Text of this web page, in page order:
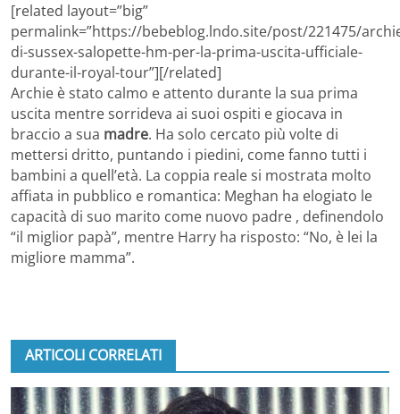
[related layout=”big”
permalink=”https://bebeblog.lndo.site/post/221475/
di-sussex-salopette-hm-per-la-prima-uscita-ufficiale-
durante-il-royal-tour”][/related]
Archie è stato calmo e attento durante la sua prima
uscita mentre sorrideva ai suoi ospiti e giocava in
braccio a sua madre. Ha solo cercato più volte di
mettersi dritto, puntando i piedini, come fanno tutti i
bambini a quell’età. La coppia reale si mostrata molto
affiata in pubblico e romantica: Meghan ha elogiato le
capacità di suo marito come nuovo padre , definendolo
“il miglior papà”, mentre Harry ha risposto: “No, è lei la
migliore mamma”.
ARTICOLI CORRELATI